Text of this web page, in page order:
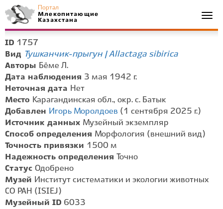
Портал
Млекопитающие
Казахстана
ID 1757
Вид Тушканчик-прыгун | Allactaga sibirica
Авторы Бёме Л.
Дата наблюдения 3 мая 1942 г.
Неточная дата Нет
Место Карагандинская обл., окр. с. Батык
Добавлен Игорь Моролдоев (1 сентября 2025 г.)
Источник данных Музейный экземпляр
Способ определения Морфология (внешний вид)
Точность привязки 1500 м
Надежность определения
Точно
Статус Одобрено
Музей Институт систематики и экологии животных
СО РАН (ISIEJ)
Музейный ID 6033